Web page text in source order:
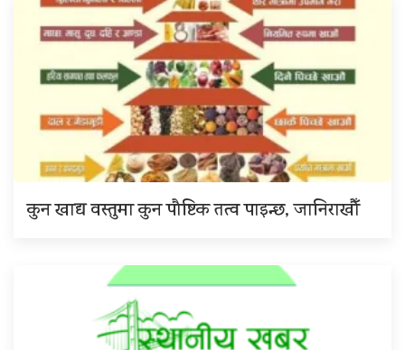
कुन खाद्य वस्तुमा कुन पौष्टिक तत्व पाइन्छ, जानिराखौँ